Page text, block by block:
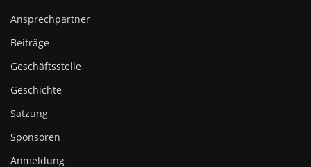
Ansprechpartner
Beiträge
Geschäftsstelle
Geschichte
Satzung
Sponsoren
Anmeldung